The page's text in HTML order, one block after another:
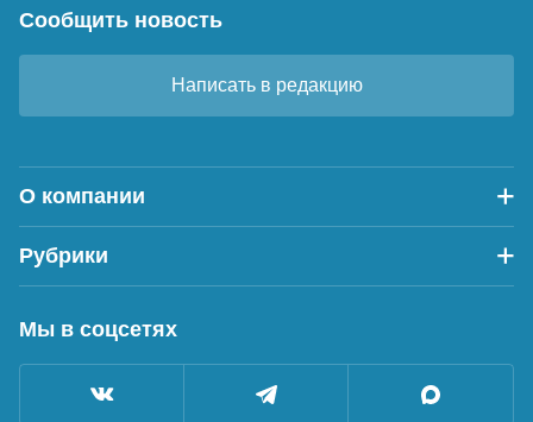
Сообщить новость
Написать в редакцию
О компании
Рубрики
Мы в соцсетях